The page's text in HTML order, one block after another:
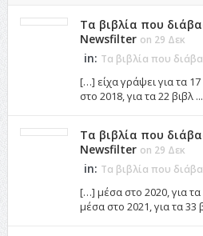
Τα βιβλία που
Newsfilter on 29 Δεκ
in: Τα βιβλία που
[…] είχα γράψει για τα
στο 2018, για τα 22 βιβλ ...
Τα βιβλία που
Newsfilter on 29 Δεκ
in: Τα βιβλία που
[…] μέσα στο 2020, για
μέσα στο 2021, για τα 33